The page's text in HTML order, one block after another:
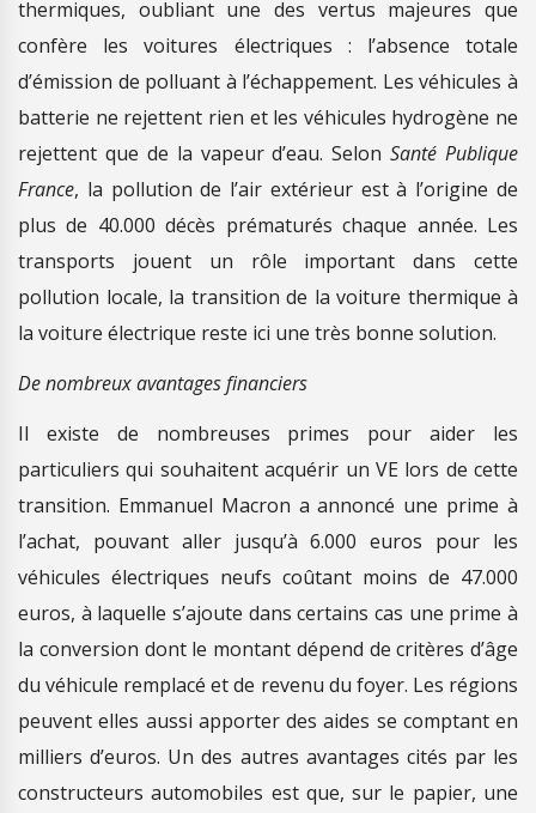
thermiques, oubliant une des vertus majeures que
confère les voitures électriques : l’absence totale
d’émission de polluant à l’échappement. Les véhicules à
batterie ne rejettent rien et les véhicules hydrogène ne
rejettent que de la vapeur d’eau. SelonSanté Publique
France, la pollution de l’air extérieur est à l’origine de
plus de 40.000 décès prématurés chaque année. Les
transports jouent un rôle important dans cette
pollution locale, la transition de la voiture thermique à
la voiture électrique reste ici une très bonne solution.
De nombreux avantages financiers
Il existe de nombreuses primes pour aider les
particuliers qui souhaitent acquérir un VE lors de cette
transition. Emmanuel Macron a annoncé une prime à
l’achat, pouvant aller jusqu’à 6.000 euros pour les
véhicules électriques neufs coûtant moins de 47.000
euros, à laquelle s’ajoute dans certains cas une prime à
la conversion dont le montant dépend de critères d’âge
du véhicule remplacé et de revenu du foyer. Les régions
peuvent elles aussi apporter des aides se comptant en
milliers d’euros. Un des autres avantages cités par les
constructeurs automobiles est que, sur le papier, une